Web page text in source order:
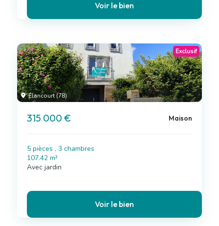
Voir le bien
Élancourt (78)
Exclusif
315 000 € Maison
5 pièces , 3 chambres
107.42 m²
Avec jardin
Voir le bien